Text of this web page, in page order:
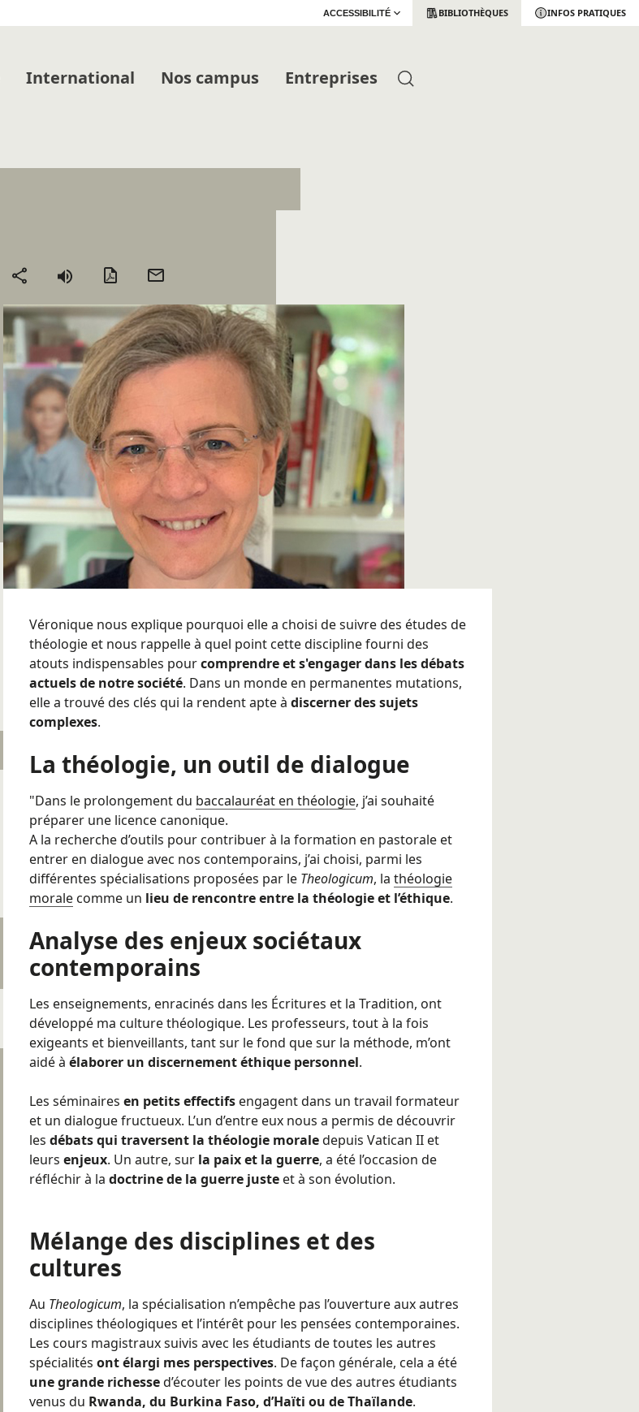
ACCESSIBILITÉ BIBLIOTHÈQUES INFOS PRATIQUES
International Nos campus Entreprises
Partager
Version
mail
Véronique nous explique pourquoi elle a choisi de suivre des études de
théologie et nous rappelle à quel point cette discipline fourni des
atouts indispensables pourcomprendre et s'engager dans les débats
actuels de notre société. Dans un monde en permanentes mutations,
elle a trouvé des clés qui la rendent apte à discerner des sujets
complexes.
La théologie, un outil de dialogue
"Dans le prolongement du baccalauréat en théologie, j’ai souhaité
préparer une licence canonique.
A la recherche d’outils pour contribuer à la formation en pastorale et
entrer en dialogue avec nos contemporains, j’ai choisi, parmi les
différentes spécialisations proposées par le Theologicum, la théologie
morale comme un lieu de rencontre entre la théologie et l’éthique.
Analyse des enjeux sociétaux
contemporains
Les enseignements, enracinés dans les Écritures et la Tradition, ont
développé ma culture théologique. Les professeurs, tout à la fois
exigeants et bienveillants, tant sur le fond que sur la méthode, m’ont
aidé à élaborer un discernement éthique personnel.
Les séminaires en petits effectifs engagent dans un travail formateur
et un dialogue fructueux. L’un d’entre eux nous a permis de découvrir
les débats qui traversent la théologie moraledepuis Vatican II et
leurs enjeux. Un autre, sur la paix et la guerre, a été l’occasion de
réfléchir à la doctrine de la guerre juste et à son évolution.
Mélange des disciplines et des
cultures
Au Theologicum, la spécialisation n’empêche pas l’ouverture aux autres
disciplines théologiques et l’intérêt pour les pensées contemporaines.
Les cours magistraux suivis avec les étudiants de toutes les autres
spécialités ont élargi mes perspectives. De façon générale, cela a été
une grande richessed’écouter les points de vue des autres étudiants
venus du Rwanda, du Burkina Faso, d’Haïti ou de Thaïlande.